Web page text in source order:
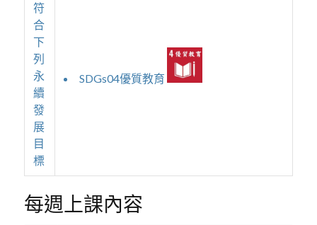
符
合
下
列
永
續
發
展
目
標
SDGs04優質教育
每週上課內容